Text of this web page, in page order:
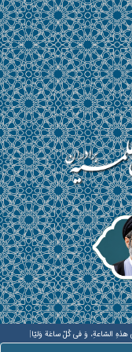
وَ فی کُلّ ساعَة وَلیّا وَ حافظا